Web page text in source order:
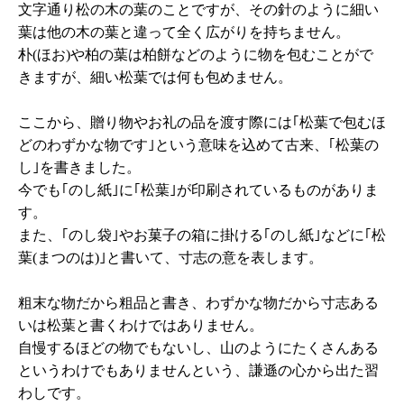
文字通り松の木の葉のことですが、その針のように細い
葉は他の木の葉と違って全く広がりを持ちません。
朴(ほお)や柏の葉は柏餅などのように物を包むことがで
きますが、細い松葉では何も包めません。
ここから、贈り物やお礼の品を渡す際には｢松葉で包むほ
どのわずかな物です｣という意味を込めて古来、｢松葉の
し｣を書きました。
今でも｢のし紙｣に｢松葉｣が印刷されているものがありま
す。
また、｢のし袋｣やお菓子の箱に掛ける｢のし紙｣などに｢松
葉(まつのは)｣と書いて、寸志の意を表します。
粗末な物だから粗品と書き、わずかな物だから寸志ある
いは松葉と書くわけではありません。
自慢するほどの物でもないし、山のようにたくさんある
というわけでもありませんという、謙遜の心から出た習
わしです。